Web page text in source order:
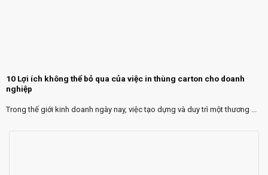
10 Lợi ích không thể bỏ qua của việc in thùng carton cho doanh
nghiệp
Trong thế giới kinh doanh ngày nay, việc tạo dựng và duy trì một thương ...